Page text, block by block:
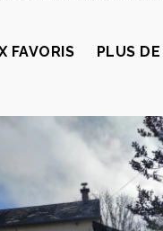
FAVORIS PLUS